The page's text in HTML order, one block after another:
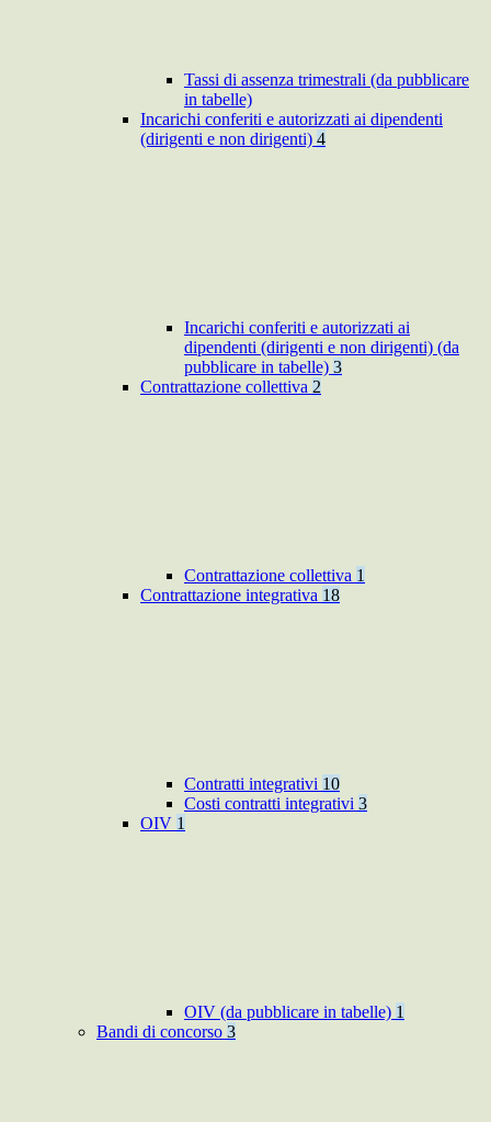
Tassi di assenza trimestrali (da pubblicare
in tabelle)
Incarichi conferiti e autorizzati ai dipendenti
(dirigenti e non dirigenti) 4
Incarichi conferiti e autorizzati ai
dipendenti (dirigenti e non dirigenti) (da
pubblicare in tabelle) 3
Contrattazione collettiva 2
Contrattazione collettiva 1
Contrattazione integrativa 18
Contratti integrativi 10
Costi contratti integrativi 3
OIV 1
OIV (da pubblicare in tabelle) 1
Bandi di concorso 3